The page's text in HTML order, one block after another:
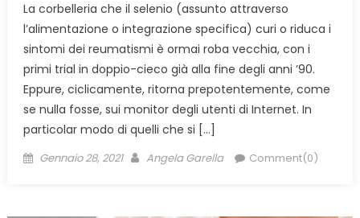
La corbelleria che il selenio (assunto attraverso
l’alimentazione o integrazione specifica) curi o riduca i
sintomi dei reumatismi è ormai roba vecchia, con i
primi trial in doppio-cieco già alla fine degli anni ’90.
Eppure, ciclicamente, ritorna prepotentemente, come
se nulla fosse, sui monitor degli utenti di Internet. In
particolar modo di quelli che si […]
Posted
Gennaio 28, 2021 Author
Angela Garella Comment(0)